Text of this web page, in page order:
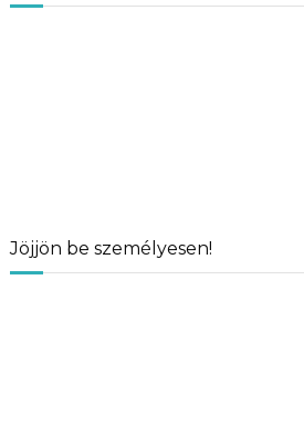
Jöjjön be személyesen!